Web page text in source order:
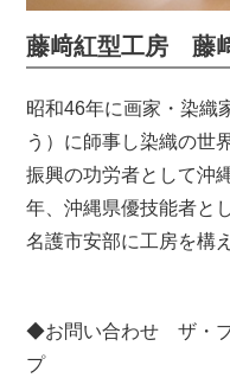
藤﨑紅型工房 藤
昭和46年に画家・染織
う）に師事し染織の世
振興の功労者として沖
年、沖縄県優技能者と
名護市安部に工房を構
◆お問い合わせ ザ・
プ